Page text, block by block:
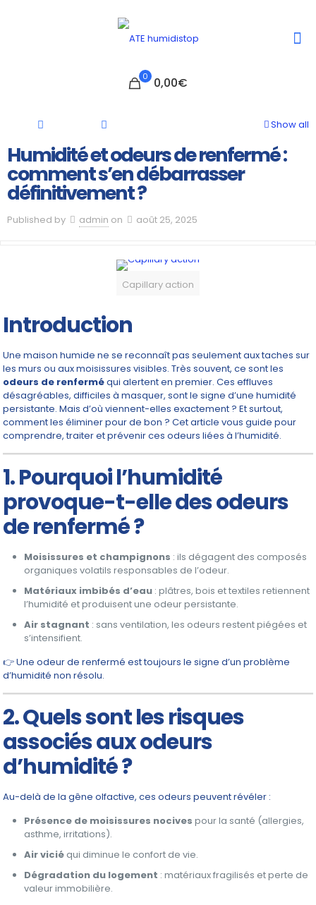
0 0,00€
Show all
Humidité et odeurs de renfermé :
comment s’en débarrasser
définitivement ?
Published by admin on août 25, 2025
Capillary action
Introduction
Une maison humide ne se reconnaît pas seulement aux taches sur
les murs ou aux moisissures visibles. Très souvent, ce sont les
odeurs de renferméqui alertent en premier. Ces effluves
désagréables, difficiles à masquer, sont le signe d’une humidité
persistante. Mais d’où viennent-elles exactement ? Et surtout,
comment les éliminer pour de bon ? Cet article vous guide pour
comprendre, traiter et prévenir ces odeurs liées à l’humidité.
1. Pourquoi l’humidité
provoque-t-elle des odeurs
de renfermé ?
Moisissures et champignons : ils dégagent des composés
organiques volatils responsables de l’odeur.
Matériaux imbibés d’eau : plâtres, bois et textiles retiennent
l’humidité et produisent une odeur persistante.
Air stagnant : sans ventilation, les odeurs restent piégées et
s’intensifient.
👉 Une odeur de renfermé est toujours le signe d’un problème
d’humidité non résolu.
2. Quels sont les risques
associés aux odeurs
d’humidité ?
Au-delà de la gêne olfactive, ces odeurs peuvent révéler :
Présence de moisissures nocives pour la santé (allergies,
asthme, irritations).
Air vicié qui diminue le confort de vie.
Dégradation du logement : matériaux fragilisés et perte de
valeur immobilière.